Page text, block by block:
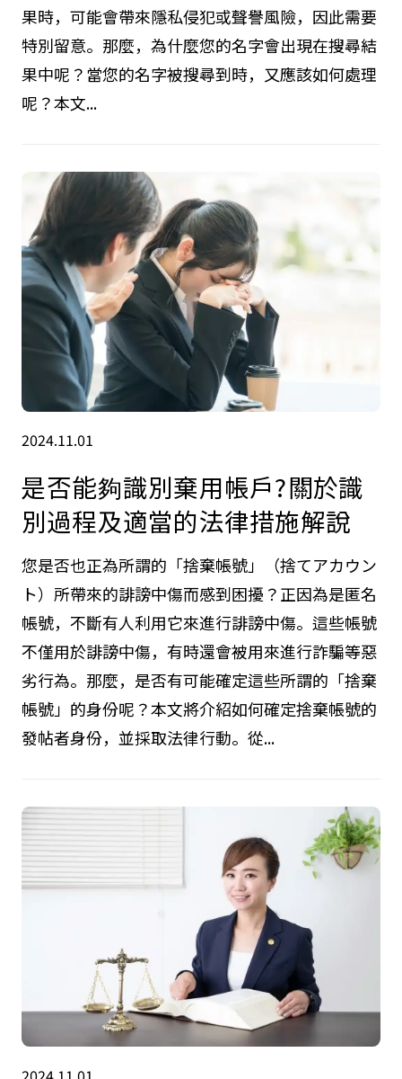
果時，可能會帶來隱私侵犯或聲譽風險，因此需要
特別留意。那麼，為什麼您的名字會出現在搜尋結
果中呢？當您的名字被搜尋到時，又應該如何處理
呢？本文...
2024.11.01
是否能夠識別棄用帳戶?關於識
別過程及適當的法律措施解說
您是否也正為所謂的「捨棄帳號」（捨てアカウン
ト）所帶來的誹謗中傷而感到困擾？正因為是匿名
帳號，不斷有人利用它來進行誹謗中傷。這些帳號
不僅用於誹謗中傷，有時還會被用來進行詐騙等惡
劣行為。那麼，是否有可能確定這些所謂的「捨棄
帳號」的身份呢？本文將介紹如何確定捨棄帳號的
發帖者身份，並採取法律行動。從...